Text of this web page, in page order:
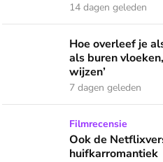
14 dagen geleden
Hoe overleef je als christen
Hoe overleef je
als buren
wijzen’
7 dagen geleden
Ook de Netflixversie van ‘Het
Filmrecensie
Ook de
huifkarromantiek